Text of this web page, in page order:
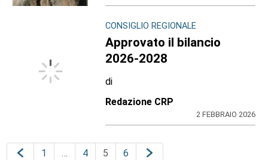
CONSIGLIO REGIONALE
Approvato il bilancio
2026-2028
di
Redazione CRP
2 FEBBRAIO 2026
1 … 4 5 6